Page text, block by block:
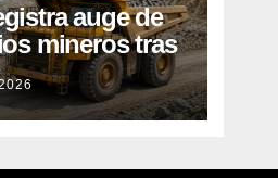
auge de
mineros tras
de más de
para
cobre y oro